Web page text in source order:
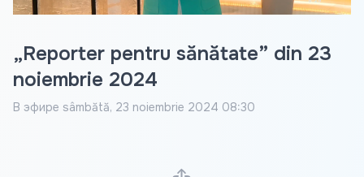
„Reporter pentru sănătate” din 23
noiembrie 2024
В эфире sâmbătă, 23 noiembrie 2024 08:30